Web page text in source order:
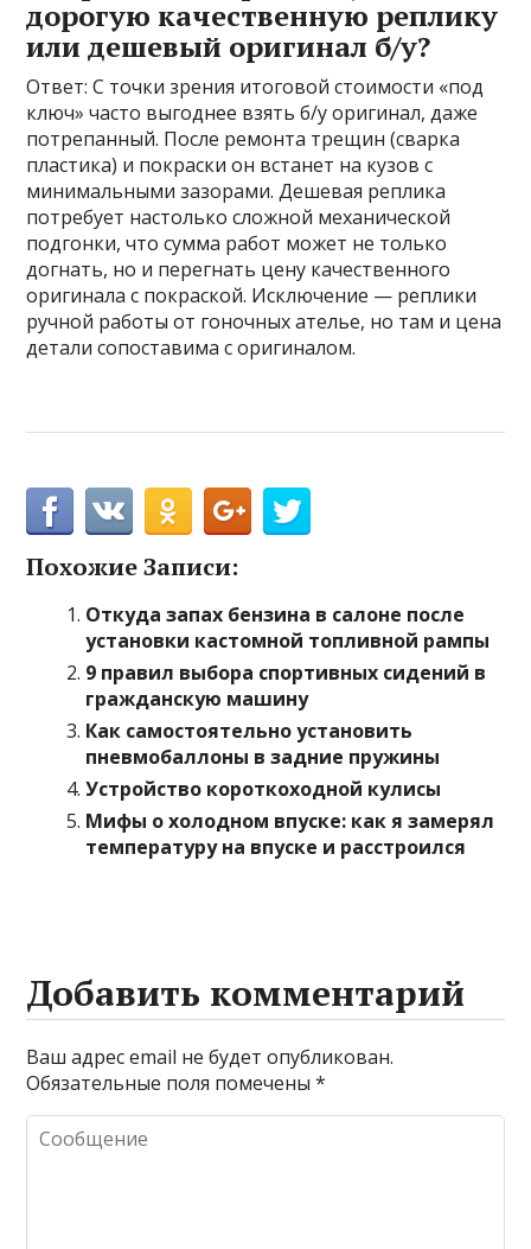
дорогую качественную реплику
или дешевый оригинал б/у?
Ответ: С точки зрения итоговой стоимости «под
ключ» часто выгоднее взять б/у оригинал, даже
потрепанный. После ремонта трещин (сварка
пластика) и покраски он встанет на кузов с
минимальными зазорами. Дешевая реплика
потребует настолько сложной механической
подгонки, что сумма работ может не только
догнать, но и перегнать цену качественного
оригинала с покраской. Исключение — реплики
ручной работы от гоночных ателье, но там и цена
детали сопоставима с оригиналом.
Похожие Записи:
Откуда запах бензина в салоне после
установки кастомной топливной рампы
9 правил выбора спортивных сидений в
гражданскую машину
Как самостоятельно установить
пневмобаллоны в задние пружины
Устройство короткоходной кулисы
Мифы о холодном впуске: как я замерял
температуру на впуске и расстроился
Добавить комментарий
Ваш адрес email не будет опубликован.
Обязательные поля помечены*